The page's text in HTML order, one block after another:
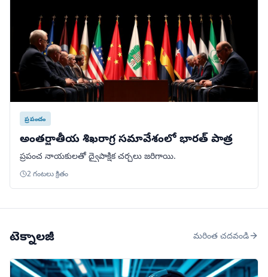
ప్రపంచం
అంతర్జాతీయ శిఖరాగ్ర సమావేశంలో భారత్ పాత్ర
ప్రపంచ నాయకులతో ద్వైపాక్షిక చర్చలు జరిగాయి.
2 గంటలు క్రితం
టెక్నాలజీ మరింత చదవండి